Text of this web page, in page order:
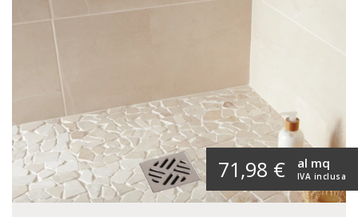
71,98 € IVA inclusa
al mq